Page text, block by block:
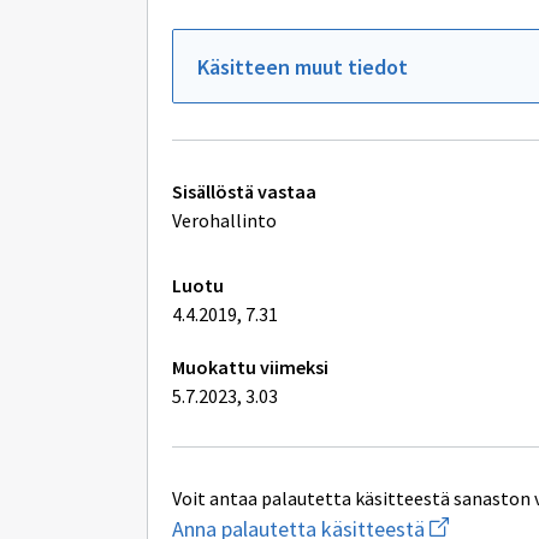
Käsitteen muut tiedot
Tekniset
lisätiedot
Sisällöstä vastaa
Verohallinto
Luotu
4.4.2019, 7.31
Muokattu viimeksi
5.7.2023, 3.03
Voit antaa palautetta käsitteestä sanaston
Anna palautetta käsitteestä Aloita